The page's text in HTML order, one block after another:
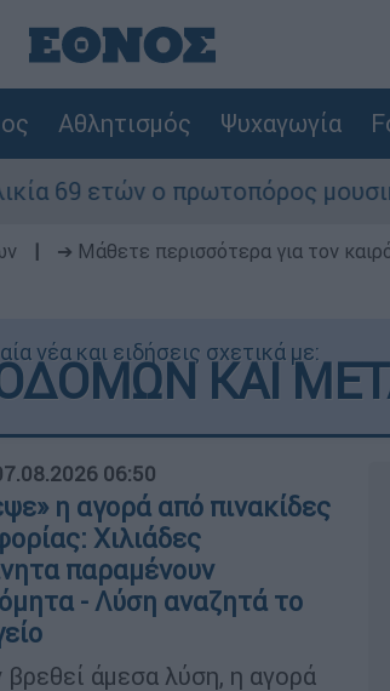
Αθλητισμός Ψυχαγωγία
μουσικός παραγωγός,
➔ Μάθετε περισσότερα για τον
νέα και ειδήσεις σχετικά με:
ΚΑΙ
06:50
η αγορά από πινακίδες
Χιλιάδες
παραμένουν
- Λύση αναζητά το
βρεθεί άμεσα λύση, η αγορά